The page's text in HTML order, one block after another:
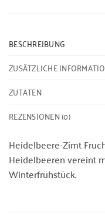
BESCHREIBUNG
ZUSÄTZLICHE
ZUTATEN
REZENSIONEN (0)
Heidelbeere-Zimt
Heidelbeeren vereint
Winterfrühstück.